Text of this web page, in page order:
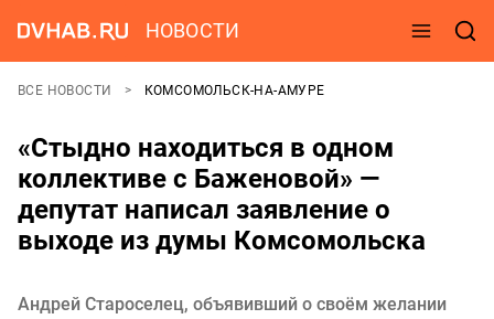
НОВОСТИ
ВСЕ НОВОСТИ КОМСОМОЛЬСК-НА-АМУРЕ
«Стыдно находиться в одном
коллективе с Баженовой» —
депутат написал заявление о
выходе из думы Комсомольска
Андрей Староселец, объявивший о своём желании